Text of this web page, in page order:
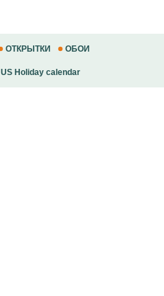
ОТКРЫТКИ ОБОИ
US Holiday calendar